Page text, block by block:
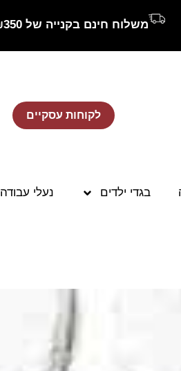
משלוח חינם בקנייה של ₪350 ומעלה
לקוחות עסקיים
בגדי ילדים נעלי עבודה